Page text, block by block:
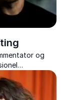
og
med ærlige
om
banen.